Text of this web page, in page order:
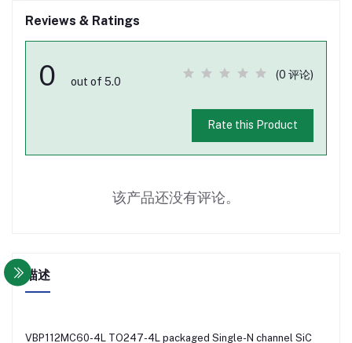
Reviews & Ratings
0 out of 5.0
(0 评论)
Rate this Product
该产品还没有评论。
描述
VBP112MC60-4L TO247-4L packaged Single-N channel SiC